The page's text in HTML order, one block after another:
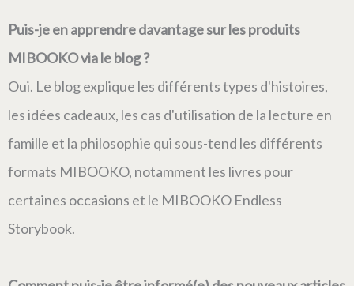
Puis-je en apprendre davantage sur les produits
MIBOOKO via le blog ?
Oui. Le blog explique les différents types d'histoires,
les idées cadeaux, les cas d'utilisation de la lecture en
famille et la philosophie qui sous-tend les différents
formats MIBOOKO, notamment les livres pour
certaines occasions et le MIBOOKO Endless
Storybook.